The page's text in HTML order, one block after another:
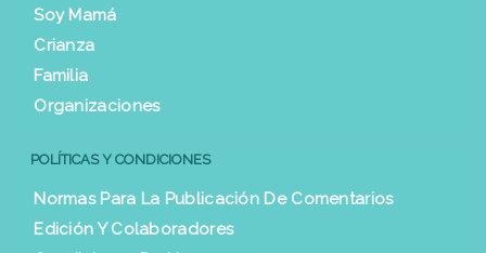
Soy Mamá
Crianza
Familia
Organizaciones
POLÍTICAS Y CONDICIONES
Normas Para La Publicación De Comentarios
Edición Y Colaboradores